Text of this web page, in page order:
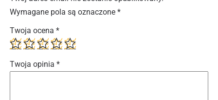
Wymagane pola są oznaczone *
Twoja ocena *
Twoja opinia *